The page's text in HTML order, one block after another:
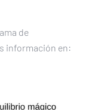
de
información en: